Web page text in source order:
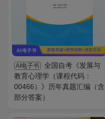
AI电子书
全国自考《发展与
教育心理学（课程代码：
00466）》历年真题汇编（含
部分答案）